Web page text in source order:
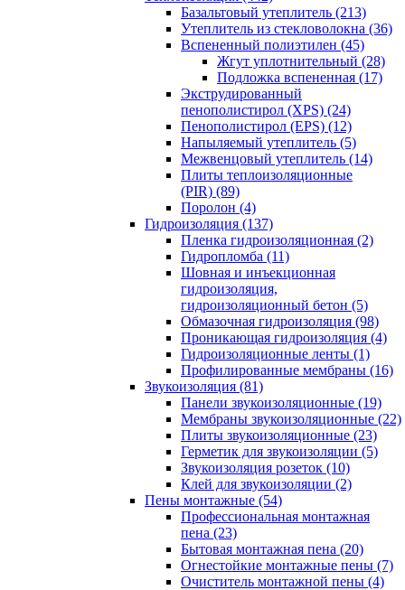
Базальтовый утеплитель (213)
Утеплитель из стекловолокна (36)
Вспененный полиэтилен (45)
Жгут уплотнительный (28)
Подложка вспененная (17)
Экструдированный
пенополистирол (XPS) (24)
Пенополистирол (EPS) (12)
Напыляемый утеплитель (5)
Межвенцовый утеплитель (14)
Плиты теплоизоляционные
(PIR) (89)
Поролон (4)
Гидроизоляция (137)
Пленка гидроизоляционная (2)
Гидропломба (11)
Шовная и инъекционная
гидроизоляция,
гидроизоляционный бетон (5)
Обмазочная гидроизоляция (98)
Проникающая гидроизоляция (4)
Гидроизоляционные ленты (1)
Профилированные мембраны (16)
Звукоизоляция (81)
Панели звукоизоляционные (19)
Мембраны звукоизоляционные (22)
Плиты звукоизоляционные (23)
Герметик для звукоизоляции (5)
Звукоизоляция розеток (10)
Клей для звукоизоляции (2)
Пены монтажные (54)
Профессиональная монтажная
пена (23)
Бытовая монтажная пена (20)
Огнестойкие монтажные пены (7)
Очиститель монтажной пены (4)